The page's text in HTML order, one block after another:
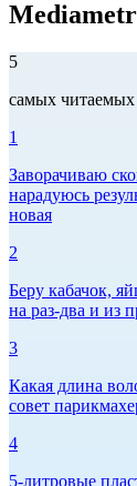
5
самых читаемых
1
Заворачиваю
нарадуюсь
новая
2
Беру кабачок,
на раз-два и из
3
Какая длина
совет
4
5-литровые